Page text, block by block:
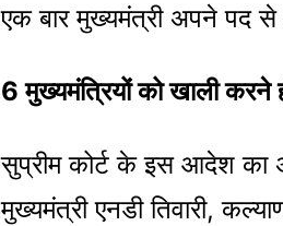
एक बार मुख्यमंत्री अपने पद से
6 मुख्यमंत्रियों को खाली करने
सुप्रीम कोर्ट के इस आदेश का
मुख्यमंत्री एनडी तिवारी,